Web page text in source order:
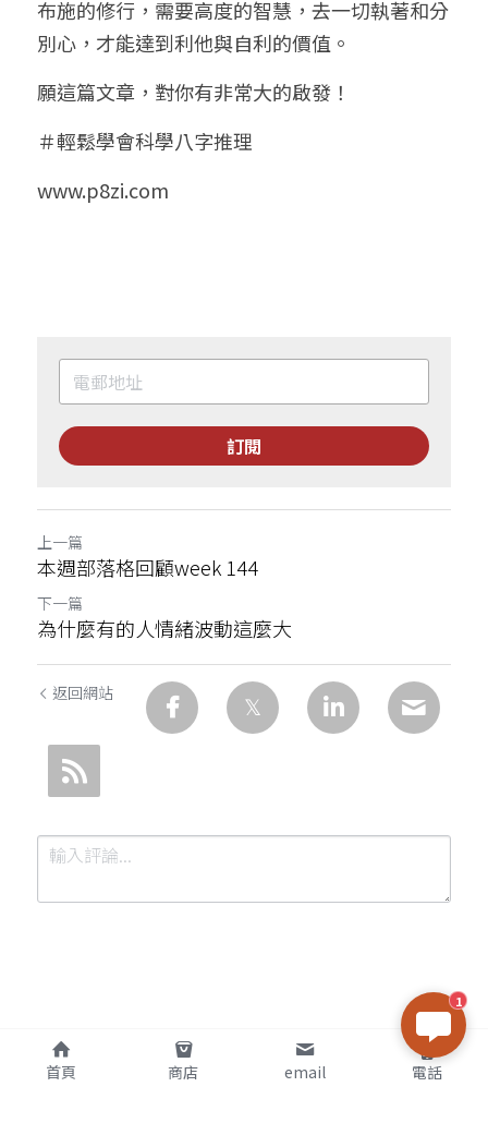
布施的修行，需要高度的智慧，去一切執著和分
別心，才能達到利他與自利的價值。
願這篇文章，對你有非常大的啟發！
＃輕鬆學會科學八字推理
www.p8zi.com
訂閱
上一篇
本週部落格回顧week 144
下一篇
為什麼有的人情緒波動這麼大
返回網站
提交
1
首頁 商店 email 電話